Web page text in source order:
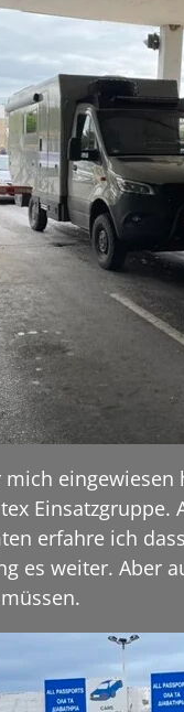
erfahre ich
weiter. Aber